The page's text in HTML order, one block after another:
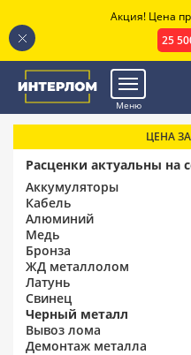
Меню
ЦЕНА
Расценки актуальны на
Аккумуляторы
Кабель
Алюминий
Медь
Бронза
ЖД металлолом
Латунь
Свинец
Черный металл
Вывоз лома
Демонтаж металла
Акция! Цена
25